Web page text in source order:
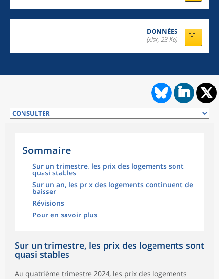
DONNÉES
(xlsx, 23 Ko)
Sommaire
Sur un trimestre, les prix des logements sont
quasi stables
Sur un an, les prix des logements continuent de
baisser
Révisions
Pour en savoir plus
Sur un trimestre, les prix des logements sont
quasi stables
Au quatrième trimestre 2024, les prix des logements